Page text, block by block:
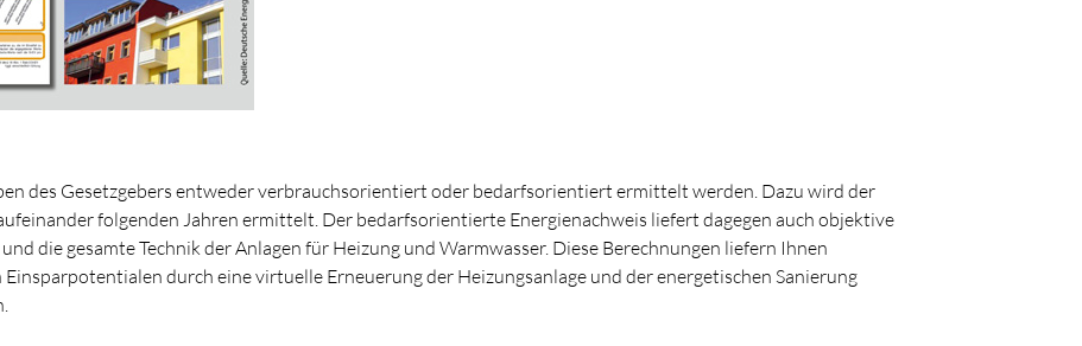
des Gesetzgebers entweder verbrauchsorientiert oder bedarfsorientiert ermittelt werden. Dazu wird der
folgenden Jahren ermittelt. Der bedarfsorientierte Energienachweis liefert dagegen auch objektive
die gesamte Technik der Anlagen für Heizung und Warmwasser. Diese Berechnungen liefern Ihnen
durch eine virtuelle Erneuerung der Heizungsanlage und der energetischen Sanierung